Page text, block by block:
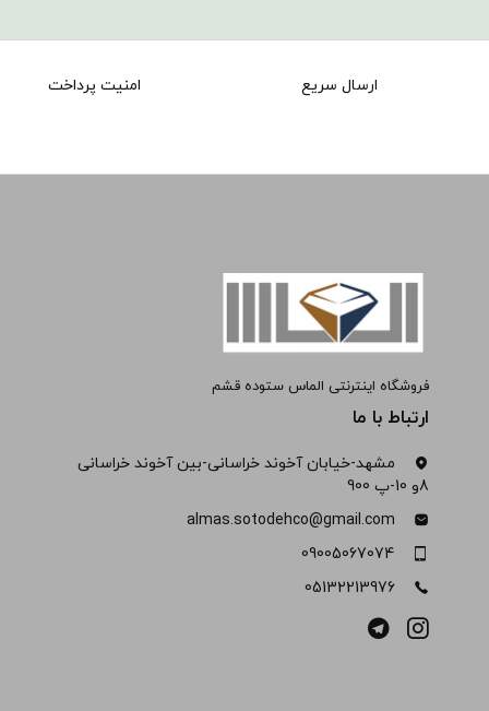
ارسال سریع امنیت پرداخت
فروشگاه اینترنتی الماس ستوده قشم
ارتباط با ما
مشهد-خیابان آخوند خراسانی-بین آخوند خراسانی
8و 10-پ 900
almas.sotodehco@gmail.com
09005067074
05132213976